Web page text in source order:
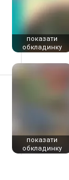
показати
обкладинку
показати
обкладинку